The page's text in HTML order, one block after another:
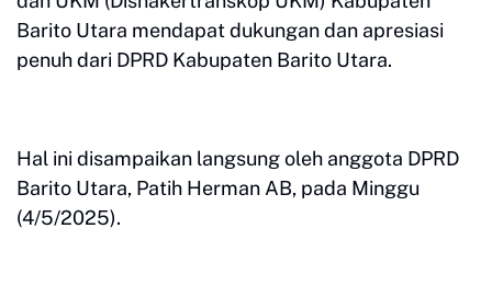
Barito Utara mendapat dukungan dan apresiasi
penuh dari DPRD Kabupaten Barito Utara.
Hal ini disampaikan langsung oleh anggota DPRD
Barito Utara, Patih Herman AB, pada Minggu
(4/5/2025).